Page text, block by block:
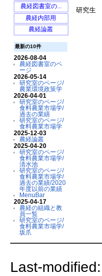
2013年度
2015年度
農経図書室の...
農経内部用
農経論叢
最新の10件
2026-08-04
農経図書室のペ
ージ
2026-05-14
研究室のページ/
農業環境政策学
2026-04-01
研究室のページ/
食料農業市場学/
過去の業績
研究室のページ/
食料農業市場学
2025-12-03
農経論叢
2025-04-20
研究室のページ/
食料農業市場学/
清水池
研究室のページ/
食料農業市場学/
過去の業績/2020
年度以前の業績
MenuBar
2025-04-17
農経の組織と教
員一覧
研究室のページ/
食料農業市場学/
坂爪
研究生
Last-